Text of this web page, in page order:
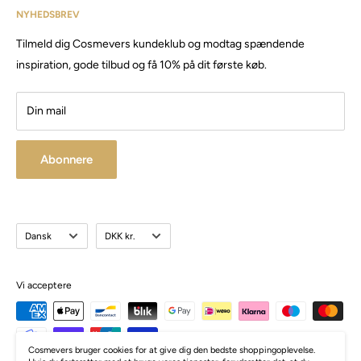
har siden da solgt produkter og maskiner, til både privat &
Besøg vores store butik / showroom i Brabrand.
NYHEDSBREV
Tilmeld dig Cosmevers kundeklub og modtag spændende
inspiration, gode tilbud og få 10% på dit første køb.
Din mail
Abonnere
CVR:41 50 56 21
Sprog
Dansk Valuta
DKK kr.
Vi acceptere
Cosmevers bruger cookies for at give dig den bedste shoppingoplevelse.